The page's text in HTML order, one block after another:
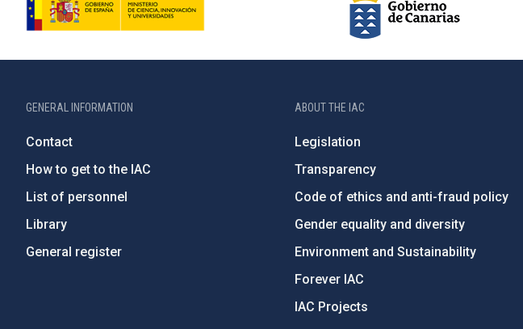
GENERAL INFORMATION
Contact
How to get to the IAC
List of personnel
Library
General register
ABOUT THE IAC
Legislation
Transparency
Code of ethics and anti-fraud policy
Gender equality and diversity
Environment and Sustainability
Forever IAC
IAC Projects